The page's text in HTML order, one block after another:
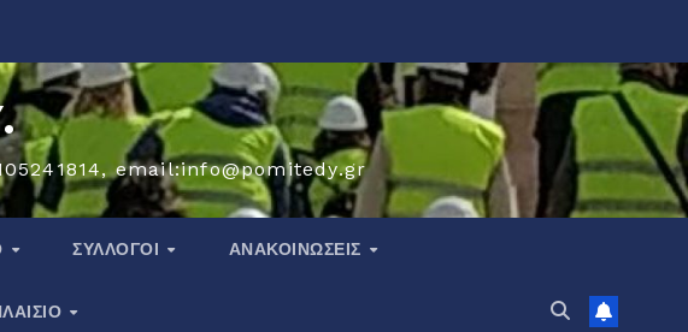
email:info@pomitedy.gr
ΣΎΛΛΟΓΟΙ ΑΝΑΚΟΙΝΏΣΕΙΣ